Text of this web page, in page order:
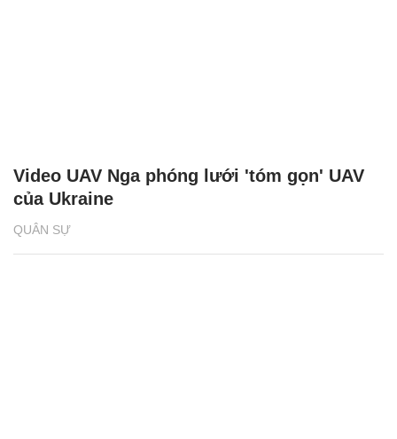
QUÂN SỰ
Video UAV Nga phóng lưới 'tóm gọn' UAV
của Ukraine